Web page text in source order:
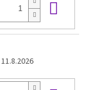
11.8.2026